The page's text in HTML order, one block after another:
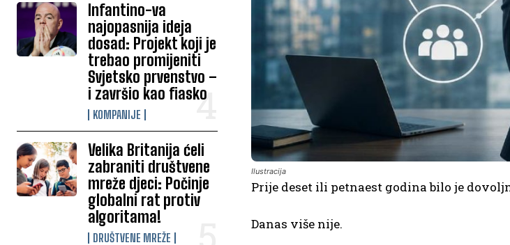
Infantino-va
najopasnija ideja
dosad: Projekt koji je
trebao promijeniti
Svjetsko prvenstvo –
i završio kao fiasko
KOMPANIJE
Velika Britanija ćeli
zabraniti društvene
mreže djeci: Počinje
globalni rat protiv
algoritama!
DRUŠTVENE MREŽE
Ilustracija
Prije deset ili petnaest godina bilo je
Danas više nije.